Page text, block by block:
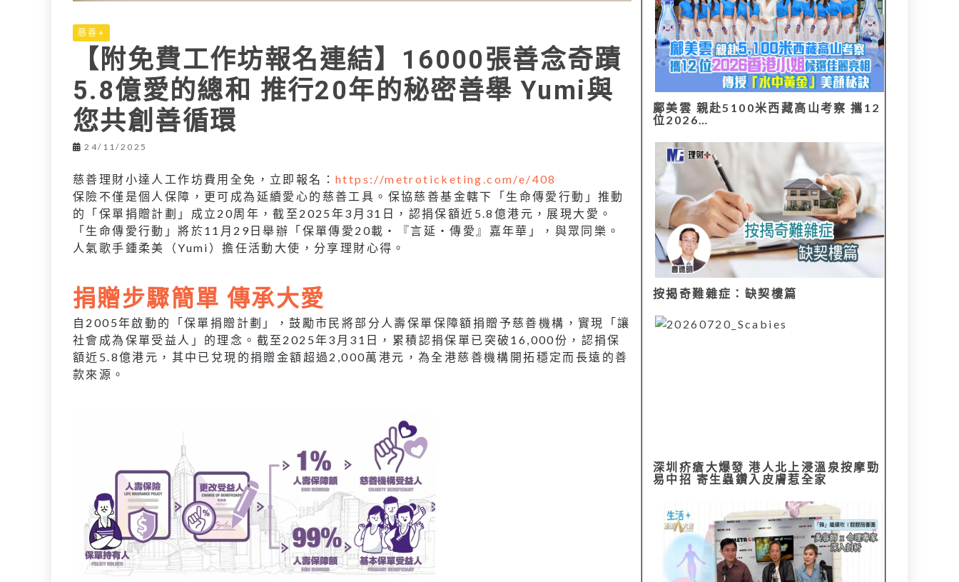
慈善+
【附免費工作坊報名連結】16000張善念奇蹟
5.8億愛的總和 推行20年的秘密善舉 Yumi與
您共創善循環
24/11/2025
慈善理財小達人工作坊費用全免，立即報名： https://metroticketing.com/e/408
保險不僅是個人保障，更可成為延續愛心的慈善工具。保協慈善基金轄下「生命傳愛行動」推動
的「保單捐贈計劃」成立20周年，截至2025年3月31日，認捐保額近5.8億港元，展現大愛。
「生命傳愛行動」將於11月29日舉辦「保單傳愛20載・『言延・傳愛』嘉年華」，與眾同樂。
人氣歌手鍾柔美（Yumi）擔任活動大使，分享理財心得。
捐贈步驟簡單 傳承大愛
自2005年啟動的「保單捐贈計劃」，鼓勵市民將部分人壽保單保障額捐贈予慈善機構，實現「讓
社會成為保單受益人」的理念。截至2025年3月31日，累積認捐保單已突破16,000份，認捐保
額近5.8億港元，其中已兌現的捐贈金額超過2,000萬港元，為全港慈善機構開拓穩定而長遠的善
款來源。
鄺美雲 親赴5100米西藏高山考察 攜12
位2026…
按揭奇難雜症：缺契樓篇
深圳疥瘡大爆發 港人北上浸溫泉按摩勁
易中招 寄生蟲鑽入皮膚惹全家